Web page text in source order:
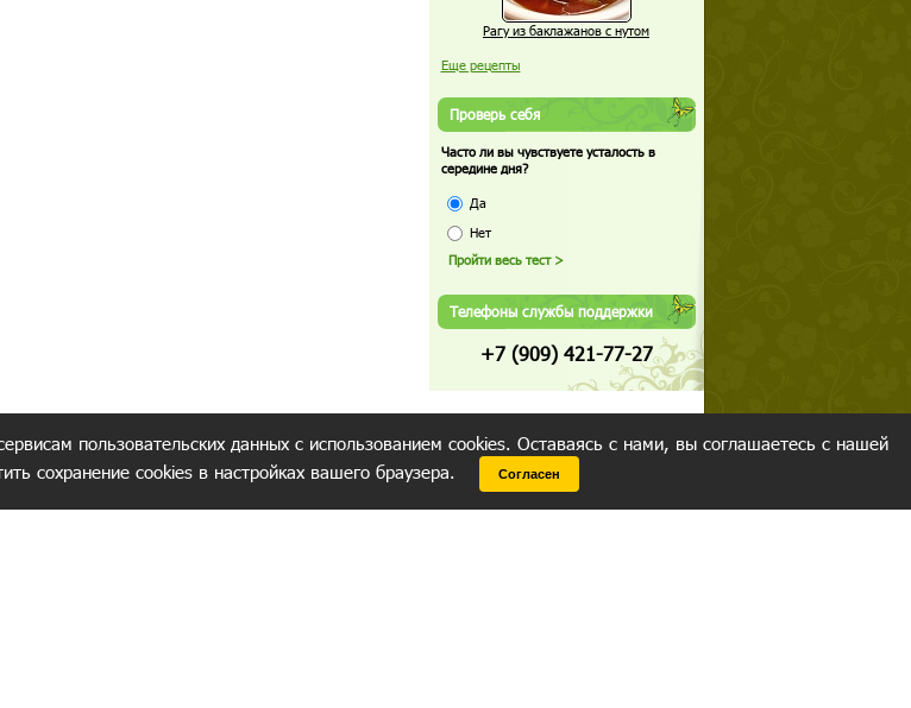
Рагу из баклажанов с нутом
Еще рецепты
Проверь себя
Часто ли вы чувствуете усталость в
середине дня?
Да
Нет
Телефоны службы поддержки
+7 (909) 421-77-27
пользовательских данных с использованием cookies. Оставаясь с нами, вы соглашаетесь с нашей
сохранение cookies в настройках вашего браузера. Согласен